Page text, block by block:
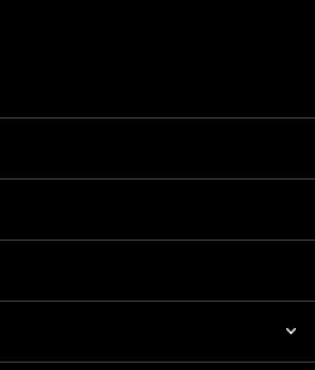
для связи с нами